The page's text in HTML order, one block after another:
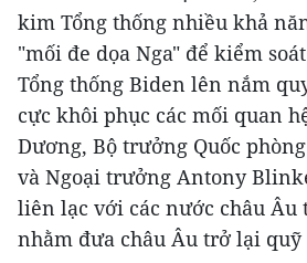
kim Tổng thống nhiều khả
"mối đe dọa Nga" để kiểm
Tổng thống Biden lên nắm
cực khôi phục các mối quan
Dương, Bộ trưởng Quốc
và Ngoại trưởng Antony
liên lạc với các nước châu Âu
nhằm đưa châu Âu trở lại quỹ